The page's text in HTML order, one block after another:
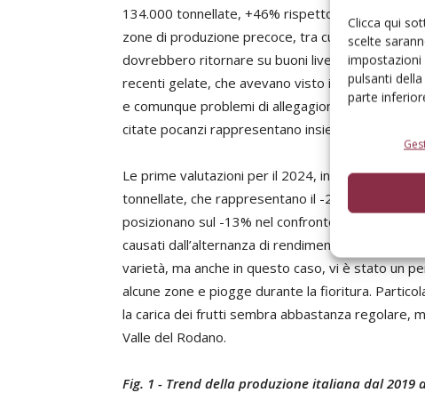
Clicca qui
scelte
impostazioni
pulsanti
parte
134.000 tonnellate, +46% rispetto al basso
zone di produzione precoce, tra cui spicca la
dovrebbero ritornare su buoni livelli; da
recenti gelate, che avevano visto in
e comunque problemi di allegagione su alcune
citate pocanzi rappresentano insieme circa un
Le prime valutazioni per il 2024, indicano
tonnellate, che rappresentano il -29% rispetto al
posizionano sul -13% nel confronto con la
causati dall’alternanza di rendimento dopo le
varietà, ma anche in questo caso, vi è stato un
alcune zone e piogge durante la fioritura.
la carica dei frutti sembra abbastanza regolare,
Valle del Rodano.
Fig. 1 - Trend della produzione italiana dal 2019